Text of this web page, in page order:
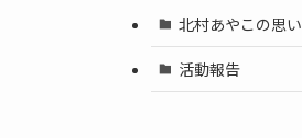
北村あやこの思い
活動報告